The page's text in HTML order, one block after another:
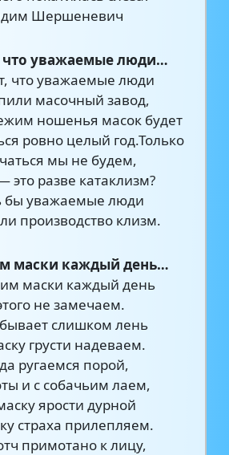
Шершеневич
что уважаемые люди…
что уважаемые люди
масочный завод,
ношенья масок будет
ровно целый год.Только
мы не будем,
это разве катаклизм?
уважаемые люди
производство клизм.
маски каждый день…
маски каждый день
не замечаем.
слишком лень
грусти надеваем.
ругаемся порой,
и с собачьим лаем,
ярости дурной
страха прилепляем.
примотано к лицу,